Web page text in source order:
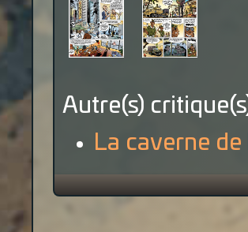
Autre(s)
La caverne